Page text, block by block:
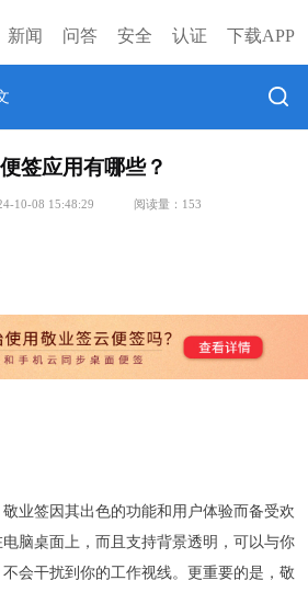
新闻 问答 安全 认证 下载APP
签应用有哪些？
10-08 15:48:29 阅读量： 153
业签因其出色的功能和用户体验而备受欢
脑桌面上，而且支持背景透明，可以与你
会干扰到你的工作视线。更重要的是，敬